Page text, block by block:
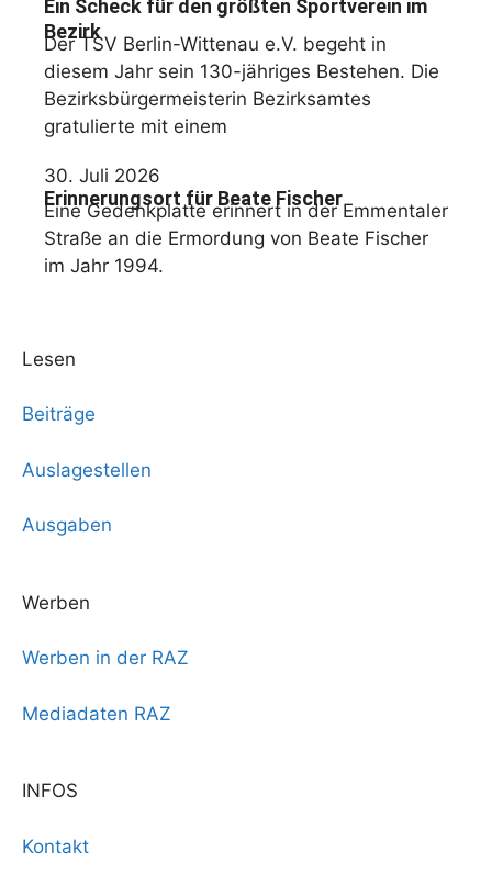
Ein Scheck für den größten Sportverein im
Bezirk
Der TSV Berlin-Wittenau e.V. begeht in
diesem Jahr sein 130-jähriges Bestehen. Die
Bezirksbürgermeisterin Bezirksamtes
gratulierte mit einem
30. Juli 2026
Erinnerungsort für Beate Fischer
Eine Gedenkplatte erinnert in der Emmentaler
Straße an die Ermordung von Beate Fischer
im Jahr 1994.
Lesen
Beiträge
Auslagestellen
Ausgaben
Werben
Werben in der RAZ
Mediadaten RAZ
INFOS
Kontakt